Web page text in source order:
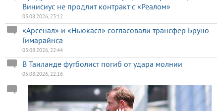
Винисиус не продлит контракт с «Реалом»
05.08.2026, 23:12
«Арсенал» и «Ньюкасл» согласовали трансфер Бруно
Гимарайнса
05.08.2026, 22:44
В Таиланде футболист погиб от удара молнии
05.08.2026, 22:16